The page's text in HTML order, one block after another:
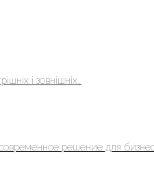
і зовнішніх...
решение для